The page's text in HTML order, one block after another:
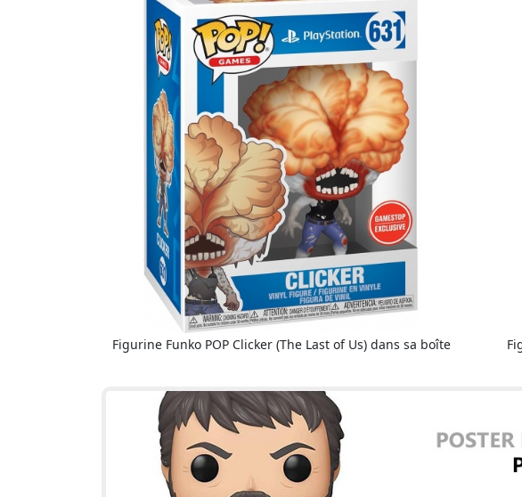
Figurine Funko POP Clicker (The Last of Us) dans sa boîte